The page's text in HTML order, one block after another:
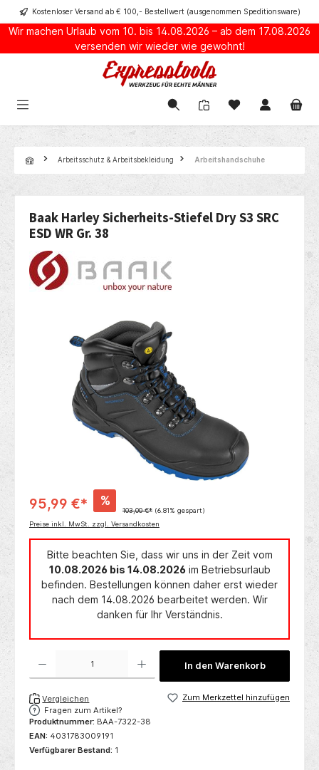
springenKostenloser Versand ab € 100,- Bestellwert (ausgenommen Speditionsware)
Wir machen Urlaub vom 10. bis 14.08.2026 – ab dem 17.08.2026
versenden wir wieder wie gewohnt!
Arbeitsschutz & Arbeitsbekleidung Arbeitshandschuhe
Baak Harley Sicherheits-Stiefel Dry S3 SRC
ESD WR Gr. 38
Bildergalerie überspringen
95,99 €* %
103,00 €* (6.81% gespart)
Preise inkl. MwSt. zzgl. Versandkosten
Bitte beachten Sie, dass wir uns in der Zeit vom
10.08.2026 bis 14.08.2026im Betriebsurlaub
befinden. Bestellungen können daher erst wieder
nach dem 14.08.2026 bearbeitet werden. Wir
danken für Ihr Verständnis.
Produkt Anzahl: Gib den gewünschten Wert ein oder benutze die Schaltflächen um
In den Warenkorb
Vergleichen
Zum Merkzettel hinzufügen
Fragen zum Artikel?
Produktnummer: BAA-7322-38
EAN: 4031783009191
Verfügbarer Bestand: 1